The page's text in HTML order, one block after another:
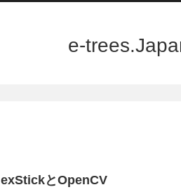
e-
exStickとOpenCV